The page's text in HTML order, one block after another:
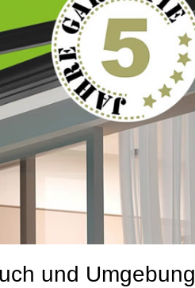
und Umgebung